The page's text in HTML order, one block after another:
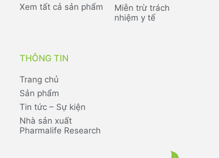
Xem tất cả sản phẩm
Miễn trừ trách
nhiệm y tế
THÔNG TIN
Trang chủ
Sản phẩm
Tin tức – Sự kiện
Nhà sản xuất
Pharmalife Research